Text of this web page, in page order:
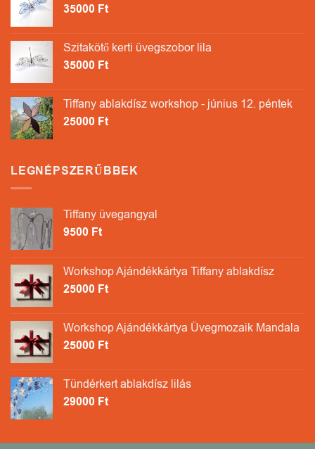
35000 Ft
Szitakötő kerti üvegszobor lila
35000 Ft
Tiffany ablakdísz workshop - június 12. péntek
25000 Ft
LEGNÉPSZERŰBBEK
Tiffany üvegangyal
9500 Ft
Workshop Ajándékkártya Tiffany ablakdísz
25000 Ft
Workshop Ajándékkártya Üvegmozaik Mandala
25000 Ft
Tündérkert ablakdísz lilás
29000 Ft